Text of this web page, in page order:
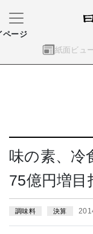
紙面ビュ
ページ
味の素、
75億円増目
調味料 決算